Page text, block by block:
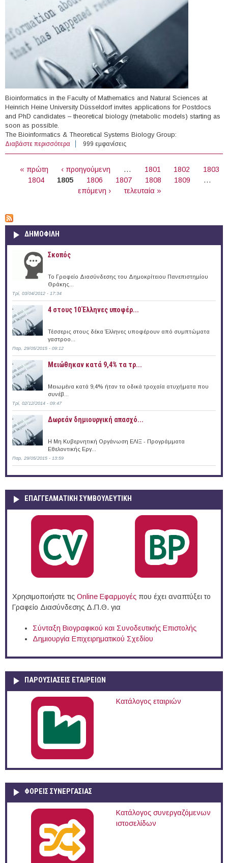
Bioinformatics in the Faculty of Mathematics and Natural Sciences at
Heinrich Heine University Düsseldorf invites applications for Postdocs
and PhD candidates – theoretical biology (metabolic models) starting as
soon as possible.
The Bioinformatics & Theoretical Systems Biology Group:
Διαβάστε περισσότερα για PhD & Postdoctoral Positions in theoretical biology,
Heinrich Heine University Düsseldorf, Germany (2016)
999 εμφανίσεις
« πρώτη ‹ προηγούμενη … 1801 1802
1803
1804
1805 1806 1807 1808 1809
…
επόμενη ›
τελευταία »
ΔΗΜΟΦΙΛΗ
Σκοπός
Το Γραφείο Διασύνδεσης του Δημοκρίτειου Πανεπιστημίου
Θράκης...
Τρί, 03/04/2012 - 17:34
4 στους 10 Έλληνες υποφέρ...
Τέσσερις στους δέκα Έλληνες υποφέρουν από συμπτώματα
γαστροο...
Παρ, 29/05/2015 - 09:12
Μειώθηκαν κατά 9,4% τα τρ...
Μειωμένα κατά 9,4% ήταν τα οδικά τροχαία ατυχήματα που
συνέβ...
Τρί, 02/12/2014 - 09:47
Δωρεάν δημιουργική απασχό...
Η Μη Κυβερνητική Οργάνωση ΕΛΙΞ - Προγράμματα
Εθελοντικής Εργ...
Παρ, 29/05/2015 - 13:59
ΕΠΑΓΓΕΛΜΑΤΙΚΉ ΣΥΜΒΟΥΛΕΥΤΙΚΉ
Χρησιμοποιήστε τις Online Eφαρμογές που έχει αναπτύξει το
Γραφείο Διασύνδεσης Δ.Π.Θ. για
Σύνταξη Βιογραφικού και Συνοδευτικής Επιστολής
Δημιουργία Επιχειρηματικού Σχεδίου
ΠΑΡΟΥΣΙΆΣΕΙΣ ΕΤΑΙΡΕΙΏΝ
Κατάλογος εταιριών
ΦΟΡΕΙΣ ΣΥΝΕΡΓΑΣΙΑΣ
Κατάλογος συνεργαζόμενων
ιστοσελίδων